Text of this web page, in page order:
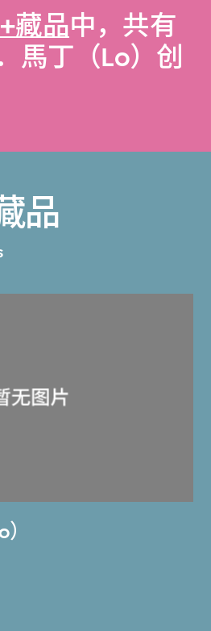
藏品中，共有
馬丁（Lo）创
品